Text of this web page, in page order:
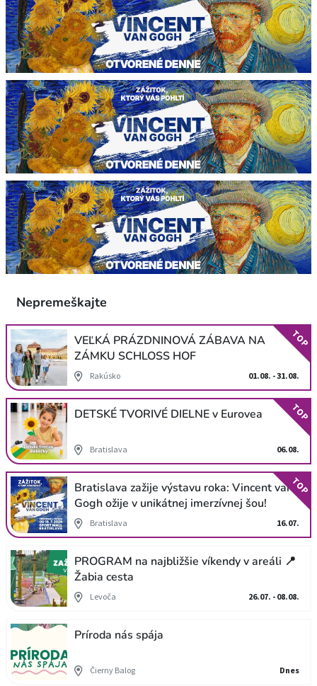
Nepremeškajte
VEĽKÁ PRÁZDNINOVÁ ZÁBAVA NA
ZÁMKU SCHLOSS HOF
Rakúsko 01.08. - 31.08.
TOP
DETSKÉ TVORIVÉ DIELNE v Eurovea
Bratislava 06.08.
TOP
Bratislava zažije výstavu roka: Vincent van
Gogh ožije v unikátnej imerzívnej šou!
Bratislava 16.07.
TOP
PROGRAM na najbližšie víkendy v areáli 📍
Žabia cesta
Levoča 26.07. - 08.08.
Príroda nás spája
Čierny Balog Dnes